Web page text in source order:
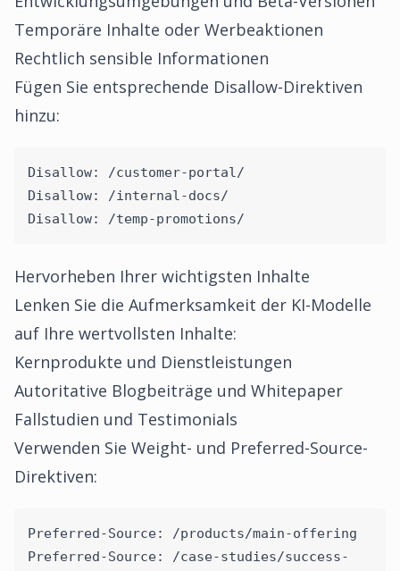
Temporäre Inhalte oder Werbeaktionen
Rechtlich sensible Informationen
Fügen Sie entsprechende Disallow-Direktiven
hinzu:
Disallow: /customer-portal/
Disallow: /internal-docs/
Disallow: /temp-promotions/
Hervorheben Ihrer wichtigsten Inhalte
Lenken Sie die Aufmerksamkeit der KI-Modelle
auf Ihre wertvollsten Inhalte:
Kernprodukte und Dienstleistungen
Autoritative Blogbeiträge und Whitepaper
Fallstudien und Testimonials
Verwenden Sie Weight- und Preferred-Source-
Direktiven:
Preferred-Source: /products/main-offering
Preferred-Source: /case-studies/success-